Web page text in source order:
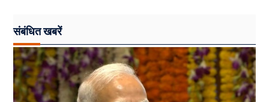
संबंधित खबरें